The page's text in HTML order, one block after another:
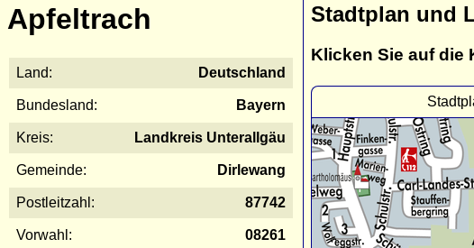
Apfeltrach
Land: Deutschland
Bundesland: Bayern
Kreis: Landkreis Unterallgäu
Gemeinde: Dirlewang
Postleitzahl: 87742
Vorwahl: 08261
Stadtplan und
Klicken Sie auf die